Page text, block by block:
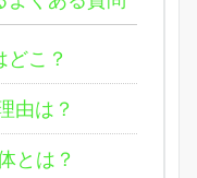
こ？
由は？
とは？